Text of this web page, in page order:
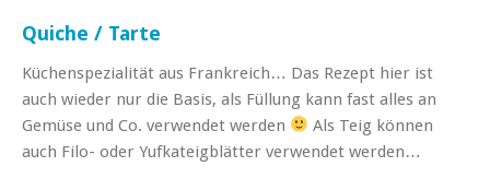
Quiche / Tarte
Küchenspezialität aus Frankreich… Das Rezept hier ist
auch wieder nur die Basis, als Füllung kann fast alles an
Gemüse und Co. verwendet werden
Als Teig können
auch Filo- oder Yufkateigblätter verwendet werden…